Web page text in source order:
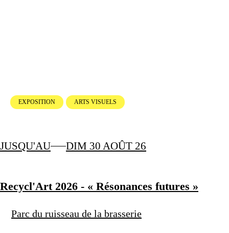
EXPOSITION ARTS VISUELS
JUSQU'AU DIM 30 AOÛT 26
Recycl'Art 2026 - « Résonances futures »
Parc du ruisseau de la brasserie